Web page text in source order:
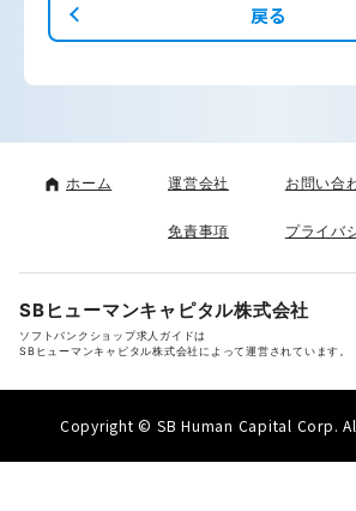
戻る
ホーム 運営会社 お問い合
免責事項 プライバ
SBヒューマンキャピタル株式会社
ソフトバンクショップ求人ガイドは
SBヒューマンキャピタル株式会社によって運営されています。
Copyright © SB Human Capital Corp.